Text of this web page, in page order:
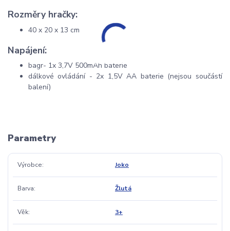
Rozměry hračky:
40 x 20 x 13 cm
Napájení:
bagr- 1x 3,7V 500mAh baterie
dálkové ovládání - 2x 1,5V AA baterie (nejsou součástí
balení)
Parametry
Výrobce Joko
Barva Žlutá
Věk 3+